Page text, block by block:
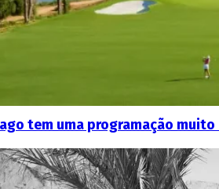
tem uma programação